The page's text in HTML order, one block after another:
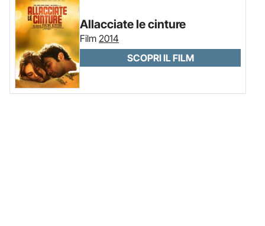
Allacciate le cinture
Film 2014
SCOPRI IL FILM